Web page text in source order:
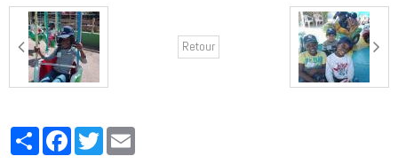
Retour
PartagerFacebookTwitter